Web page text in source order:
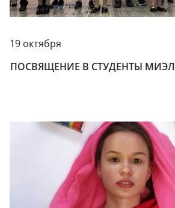
19 октября
ПОСВЯЩЕНИЕ В СТУДЕНТЫ МИЭЛ